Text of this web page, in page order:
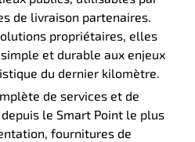
de livraison partenaires.
propriétaires, elles
et durable aux enjeux
du dernier kilomètre.
de services et de
le Smart Point le plus
fournitures de